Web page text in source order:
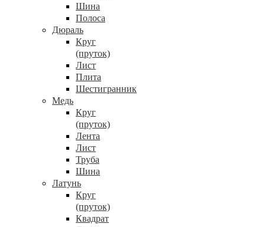
Шина
Полоса
Дюраль
Круг
(пруток)
Лист
Плита
Шестигранник
Медь
Круг
(пруток)
Лента
Лист
Труба
Шина
Латунь
Круг
(пруток)
Квадрат